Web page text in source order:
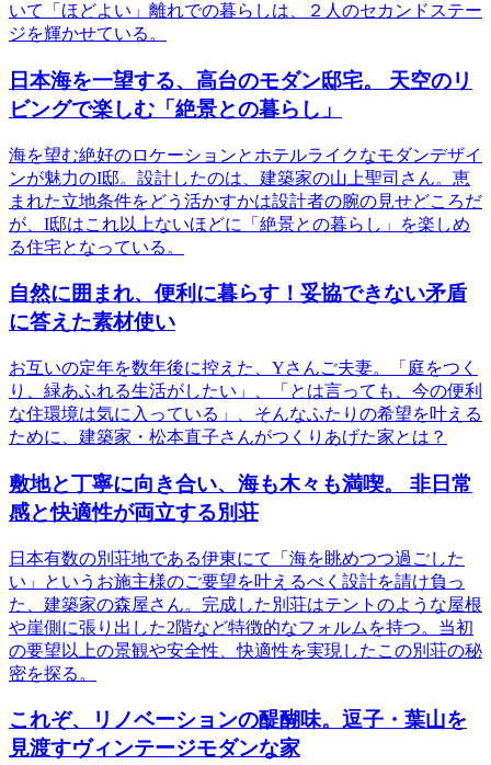
いて「ほどよい」離れでの暮らしは、２人のセカンドステー
ジを輝かせている。
日本海を一望する、高台のモダン邸宅。 天空のリ
ビングで楽しむ「絶景との暮らし」
海を望む絶好のロケーションとホテルライクなモダンデザイ
ンが魅力のI邸。設計したのは、建築家の山上聖司さん。恵
まれた立地条件をどう活かすかは設計者の腕の見せどころだ
が、I邸はこれ以上ないほどに「絶景との暮らし」を楽しめ
る住宅となっている。
自然に囲まれ、便利に暮らす！妥協できない矛盾
に答えた素材使い
お互いの定年を数年後に控えた、Yさんご夫妻。「庭をつく
り、緑あふれる生活がしたい」、「とは言っても、今の便利
な住環境は気に入っている」、そんなふたりの希望を叶える
ために、建築家・松本直子さんがつくりあげた家とは？
敷地と丁寧に向き合い、海も木々も満喫。 非日常
感と快適性が両立する別荘
日本有数の別荘地である伊東にて「海を眺めつつ過ごした
い」というお施主様のご要望を叶えるべく設計を請け負っ
た、建築家の森屋さん。完成した別荘はテントのような屋根
や崖側に張り出した2階など特徴的なフォルムを持つ。当初
の要望以上の景観や安全性、快適性を実現したこの別荘の秘
密を探る。
これぞ、リノベーションの醍醐味。逗子・葉山を
見渡すヴィンテージモダンな家